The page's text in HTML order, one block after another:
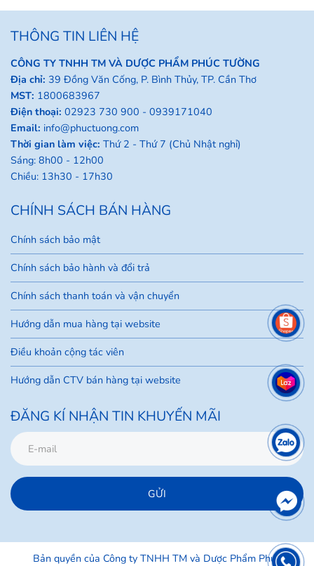
THÔNG TIN LIÊN HỆ
CÔNG TY TNHH TM VÀ DƯỢC PHẨM PHÚC TƯỜNG
Địa chỉ: 39 Đồng Văn Cống, P. Bình Thủy, TP. Cần Thơ
MST: 1800683967
Điện thoại: 02923 730 900 - 0939171040
Email: info@phuctuong.com
Thời gian làm việc: Thứ 2 - Thứ 7 (Chủ Nhật nghỉ)
Sáng: 8h00 - 12h00
Chiều: 13h30 - 17h30
CHÍNH SÁCH BÁN HÀNG
Chính sách bảo mật
Chính sách bảo hành và đổi trả
Chính sách thanh toán và vận chuyển
Hướng dẫn mua hàng tại website
Điều khoản cộng tác viên
Hướng dẫn CTV bán hàng tại website
ĐĂNG KÍ NHẬN TIN KHUYẾN MÃI
GỬI
Bản quyền của Công ty TNHH TM và Dược Phẩm Phúc